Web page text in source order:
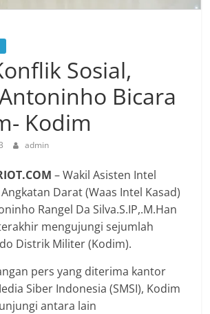
Sosial,
Bicara
Kodim
admin
– Wakil Asisten Intel
Darat (Waas Intel Kasad)
Rangel Da Silva.S.IP,.M.Han
mengujungi sejumlah
Distrik Militer (Kodim).
pers yang diterima kantor
Siber Indonesia (SMSI), Kodim
antara lain